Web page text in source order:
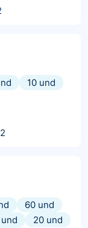
10 und
60 und
20 und